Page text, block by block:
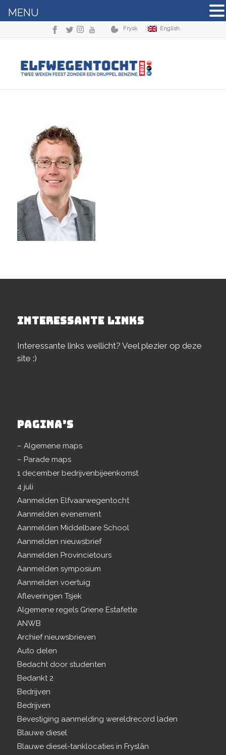
Frysk English
INTERESSANTE LINKS
Interessante links wellicht? Veel plezier op deze
site :)
PAGINA’S
– Algemene maps
– Parade maps
1 december bedrijvenbijeenkomst
4 juli
Aanmelden Elfvaarwegentocht
Aanmelden evenement
Aanmelden Middelbare School
Aanmelden nieuwsbrief
Aanmelden Provincietours
Aanmelden symposium
Aanmelden voertuig
Afleveringen Tsjek
Algemene regels Griene Estafette
ANWB
Archief nieuwsbrieven
Auto delen
Bedacht door studenten
Bedankt 2
Bedrijven
Bedrijven
Bevestiging aanmelding wereldrecord laden
Blauwe diesel
Blauwe diesel-tanklocaties in Fryslân
MENU